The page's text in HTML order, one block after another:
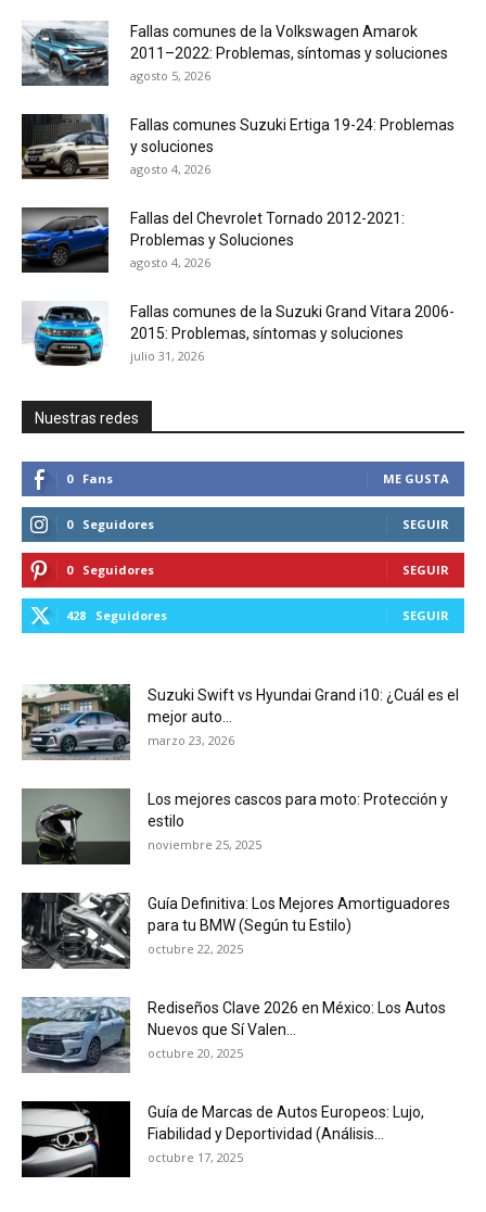
Fallas comunes de la Volkswagen Amarok
2011–2022: Problemas, síntomas y soluciones
agosto 5, 2026
Fallas comunes Suzuki Ertiga 19-24: Problemas
y soluciones
agosto 4, 2026
Fallas del Chevrolet Tornado 2012-2021:
Problemas y Soluciones
agosto 4, 2026
Fallas comunes de la Suzuki Grand Vitara 2006-
2015: Problemas, síntomas y soluciones
julio 31, 2026
Nuestras redes
0 Fans ME GUSTA
0 Seguidores SEGUIR
0 Seguidores SEGUIR
428 Seguidores SEGUIR
Suzuki Swift vs Hyundai Grand i10: ¿Cuál es el
mejor auto...
marzo 23, 2026
Los mejores cascos para moto: Protección y
estilo
noviembre 25, 2025
Guía Definitiva: Los Mejores Amortiguadores
para tu BMW (Según tu Estilo)
octubre 22, 2025
Rediseños Clave 2026 en México: Los Autos
Nuevos que Sí Valen...
octubre 20, 2025
Guía de Marcas de Autos Europeos: Lujo,
Fiabilidad y Deportividad (Análisis...
octubre 17, 2025